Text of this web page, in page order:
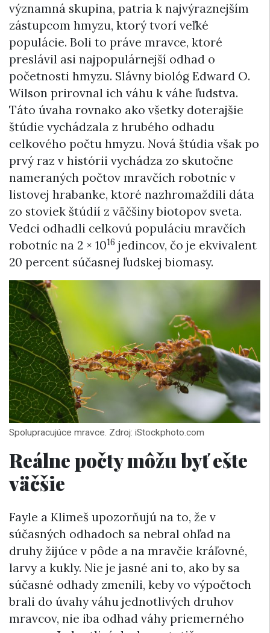
významná skupina, patria k najvýraznejším
zástupcom hmyzu, ktorý tvorí veľké
populácie. Boli to práve mravce, ktoré
preslávil asi najpopulárnejší odhad o
početnosti hmyzu. Slávny biológ Edward O.
Wilson prirovnal ich váhu k váhe ľudstva.
Táto úvaha rovnako ako všetky doterajšie
štúdie vychádzala z hrubého odhadu
celkového počtu hmyzu. Nová štúdia však po
prvý raz v histórii vychádza zo skutočne
nameraných počtov mravčích robotníc v
listovej hrabanke, ktoré nazhromaždili dáta
zo stoviek štúdií z väčšiny biotopov sveta.
Vedci odhadli celkovú populáciu mravčích
robotníc na 2 × 1016 jedincov, čo je ekvivalent
20 percent súčasnej ľudskej biomasy.
Spolupracujúce mravce. Zdroj: iStockphoto.com
Reálne počty môžu byť ešte
väčšie
Fayle a Klimeš upozorňujú na to, že v
súčasných odhadoch sa nebral ohľad na
druhy žijúce v pôde a na mravčie kráľovné,
larvy a kukly. Nie je jasné ani to, ako by sa
súčasné odhady zmenili, keby vo výpočtoch
brali do úvahy váhu jednotlivých druhov
mravcov, nie iba odhad váhy priemerného